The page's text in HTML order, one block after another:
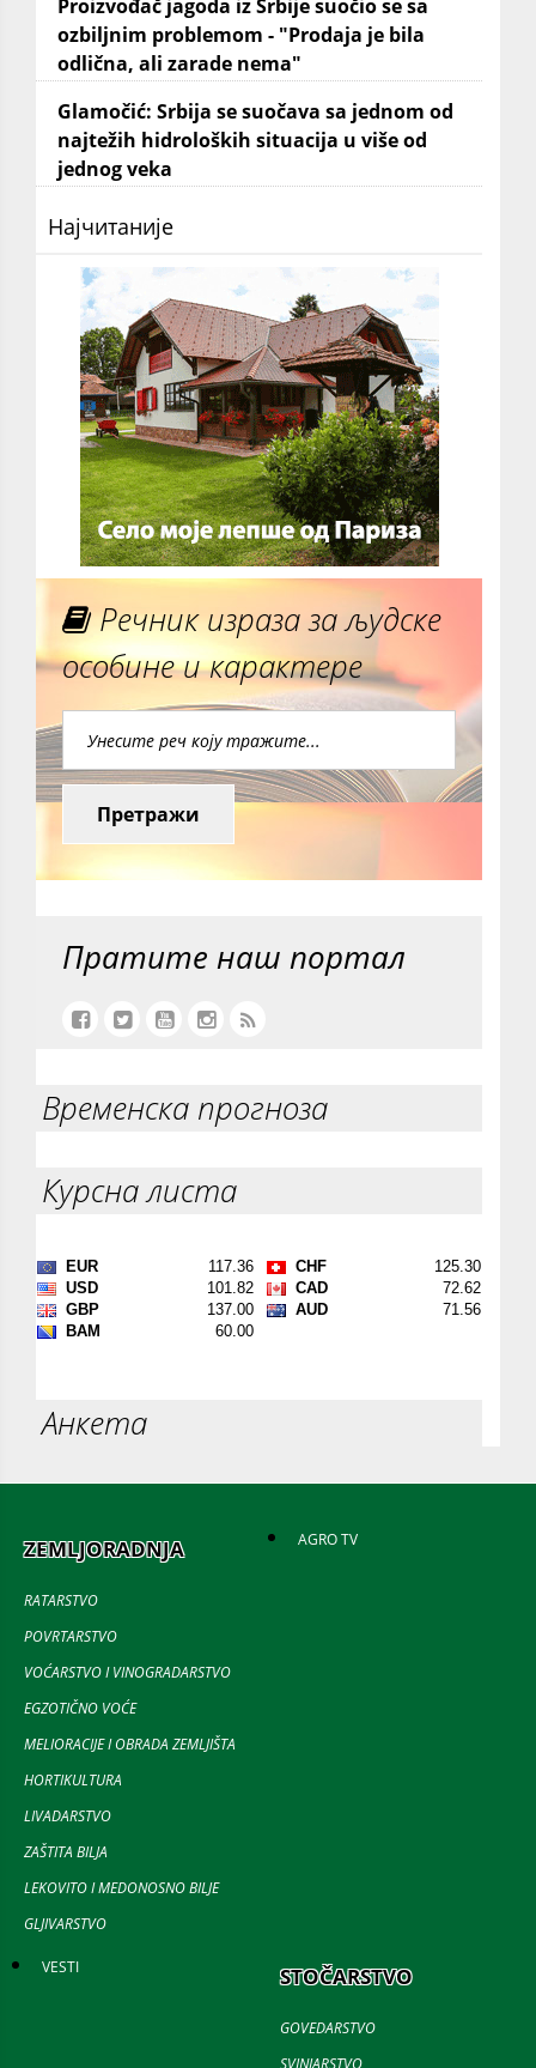
Proizvođač jagoda iz Srbije suočio se sa
ozbiljnim problemom - "Prodaja je bila
odlična, ali zarade nema"
Glamočić: Srbija se suočava sa jednom od
najtežih hidroloških situacija u više od
jednog veka
Најчитаније
Речник израза за људске
особине и карактере
Претражи
Пратите наш портал
Временска прогноза
Курсна листа
Анкета
ZEMLJORADNJA
RATARSTVO
POVRTARSTVO
VOĆARSTVO I VINOGRADARSTVO
EGZOTIČNO VOĆE
MELIORACIJE I OBRADA ZEMLJIŠTA
HORTIKULTURA
LIVADARSTVO
ZAŠTITA BILJA
LEKOVITO I MEDONOSNO BILJE
GLJIVARSTVO
AGRO TV
VESTI STOČARSTVO
GOVEDARSTVO